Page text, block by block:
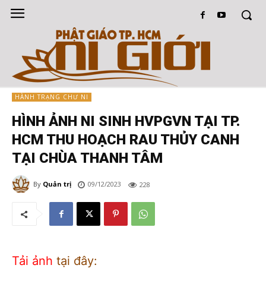
HÀNH TRẠNG CHƯ NI
HÌNH ẢNH NI SINH HVPGVN TẠI TP.
HCM THU HOẠCH RAU THỦY CANH
TẠI CHÙA THANH TÂM
By Quản trị 09/12/2023 228
Tải ảnh tại đây: